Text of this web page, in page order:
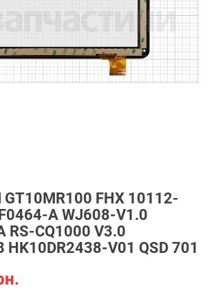
FHX 10112-
A WJ608-V1.0
RS-CQ1000 V3.0
HK10DR2438-V01 QSD 701